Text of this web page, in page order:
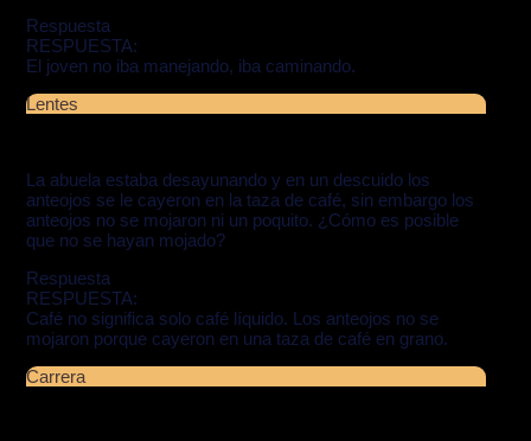
Respuesta
RESPUESTA:
El joven no iba manejando, iba caminando.
Lentes
La abuela estaba desayunando y en un descuido los
anteojos se le cayeron en la taza de café, sin embargo los
anteojos no se mojaron ni un poquito. ¿Cómo es posible
que no se hayan mojado?
Respuesta
RESPUESTA:
Café no significa solo café líquido. Los anteojos no se
mojaron porque cayeron en una taza de café en grano.
Carrera